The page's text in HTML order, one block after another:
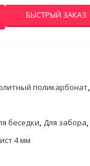
БЫСТРЫЙ ЗАКАЗ
поликарбонат,
беседки, Для забора,
4 мм